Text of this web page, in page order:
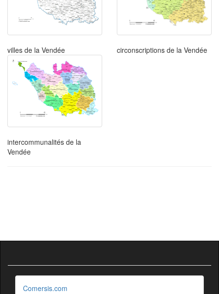
villes de la Vendée circonscriptions de la Vendée
intercommunalités de la
Vendée
Comersis.com